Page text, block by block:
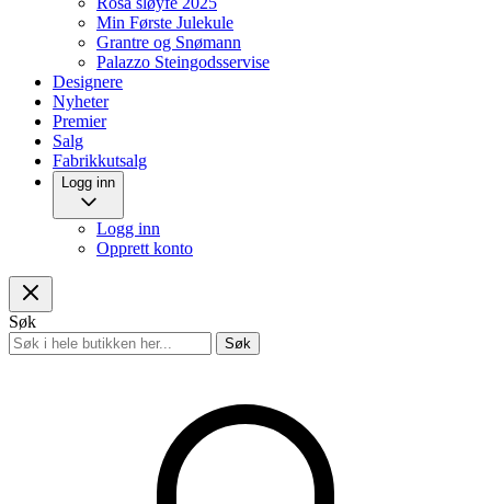
Min Første Julekule
Grantre og Snømann
Palazzo Steingodsservise
Designere
Nyheter
Premier
Salg
Fabrikkutsalg
Logg inn
Logg inn
Opprett konto
Søk
Søk